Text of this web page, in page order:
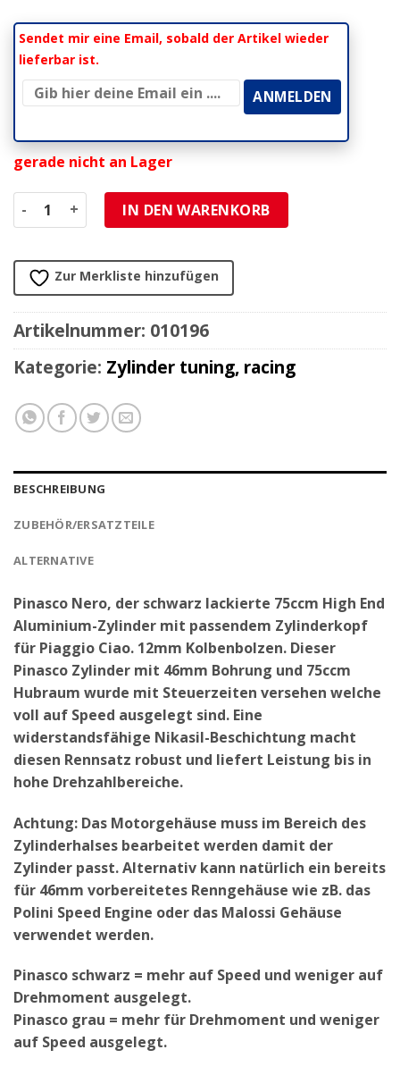
Sendet mir eine Email, sobald der Artikel wieder
lieferbar ist.
gerade nicht an Lager
Zylinderkit Pinasco BLACK EDITION 46mm Axe 12mm Alu
IN DEN WARENKORB
Zur Merkliste hinzufügen
Artikelnummer: 010196
Kategorie: Zylinder tuning, racing
BESCHREIBUNG
ZUBEHÖR/ERSATZTEILE
ALTERNATIVE
Pinasco Nero, der schwarz lackierte 75ccm High End
Aluminium-Zylinder mit passendem Zylinderkopf
für Piaggio Ciao. 12mm Kolbenbolzen. Dieser
Pinasco Zylinder mit 46mm Bohrung und 75ccm
Hubraum wurde mit Steuerzeiten versehen welche
voll auf Speed ausgelegt sind. Eine
widerstandsfähige Nikasil-Beschichtung macht
diesen Rennsatz robust und liefert Leistung bis in
hohe Drehzahlbereiche.
Achtung: Das Motorgehäuse muss im Bereich des
Zylinderhalses bearbeitet werden damit der
Zylinder passt. Alternativ kann natürlich ein bereits
für 46mm vorbereitetes Renngehäuse wie zB. das
Polini Speed Engine oder das Malossi Gehäuse
verwendet werden.
Pinasco schwarz = mehr auf Speed und weniger auf
Drehmoment ausgelegt.
Pinasco grau = mehr für Drehmoment und weniger
auf Speed ausgelegt.